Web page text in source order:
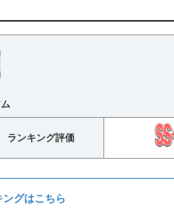
ランキング評価
グはこちら